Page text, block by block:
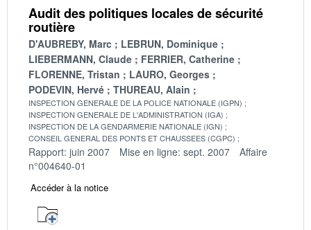
Audit des politiques locales de sécurité
routière
D'AUBREBY, Marc
LEBRUN, Dominique
LIEBERMANN, Claude
FERRIER, Catherine
FLORENNE, Tristan
LAURO, Georges
PODEVIN, Hervé
THUREAU, Alain
INSPECTION GENERALE DE LA POLICE NATIONALE (IGPN)
INSPECTION GENERALE DE L'ADMINISTRATION (IGA)
INSPECTION DE LA GENDARMERIE NATIONALE (IGN)
CONSEIL GENERAL DES PONTS ET CHAUSSEES (CGPC)
Rapport: juin 2007 Mise en ligne: sept. 2007
Affaire
n°004640-01
Accéder à la notice